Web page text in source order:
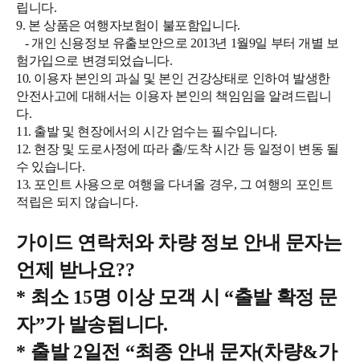
립니다.
9. 본 상품은 여행자보험이 불포함입니다.
- 개인 신용정보 유출보안으로 2013년 1월9일 부터 개별 보
험가입으로 변경되었습니다.
10. 이용자 본인의 과실 및 본인 건강상태로 인하여 발생한
안전사고에 대해서는 이용자 본인의 책임임을 알려드립니
다.
11. 출발 및 현장에서의 시간 엄수는 필수입니다.
12. 현장 및 도로사정에 따라 출/도착 시간 등 일정이 변동 될
수 있습니다.
13. 포인트 사용으로 여행을 다녀올 경우, 그 여행의 포인트
적립은 되지 않습니다.
가이드 연락처와 차량 정보 안내 문자는
언제 받나요??
* 최소 15명 이상 모객 시 “출발 확정 문
자”가 발송됩니다.
* 출발2일전 “최종 안내 문자(차량&가